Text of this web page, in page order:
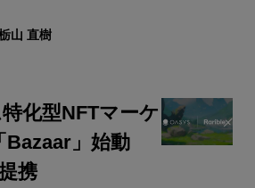
山 直樹
化型NFTマーケ
Bazaar」始動
携